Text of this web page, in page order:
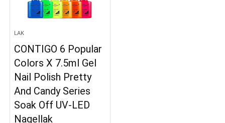
LAK
CONTIGO 6 Popular
Colors X 7.5ml Gel
Nail Polish Pretty
And Candy Series
Soak Off UV-LED
Nagellak